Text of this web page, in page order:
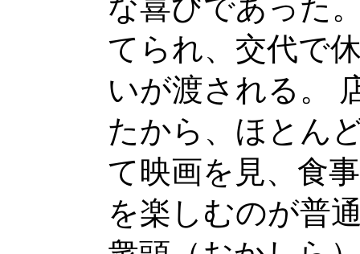
な喜びであった
てられ、交代で
いが渡される。
たから、ほとん
て映画を見、食
を楽しむのが普